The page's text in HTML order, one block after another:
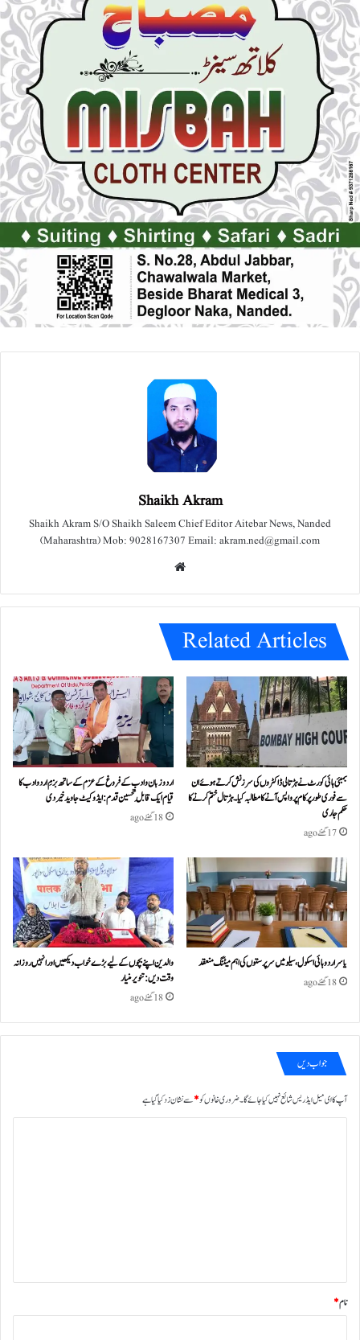
Shaikh Akram
Shaikh Akram S/O Shaikh Saleem Chief Editor Aitebar News, Nanded
(Maharashtra) Mob: 9028167307 Email: akram.ned@gmail.com
e
Related Articles
بمبئی ہائی کورٹ نے ہڑتالی ڈاکٹروں کی سرزنش کرتے ہوئے ان
سے فوری طور پر کام پر واپس آنے کا مطالبہ کیا۔ہڑتال ختم کرنے کا
حکم جاری
17 گھنٹے ago
اردو زبان و ادب کے فروغ کے عزم کے ساتھ بزمِ اردو ادب کا
قیام ایک قابلِ تحسین قدم : ایڈوکیٹ جاوید خیردی
18 گھنٹے ago
یاسر اردو ہائی اسکول، سیلو میں سرپرستوں کی اہم میٹنگ منعقد
18 گھنٹے ago
والدین اپنے بچوں کے لیے بڑے خواب دیکھیں اور انہیں روزانہ
وقت دیں : تنویر منیار
18 گھنٹے ago
جواب دیں
آپ کا ای میل ایڈریس شائع نہیں کیا جائے گا۔ضروری خانوں کو*سے نشان زد کیا گیا ہے
نام*